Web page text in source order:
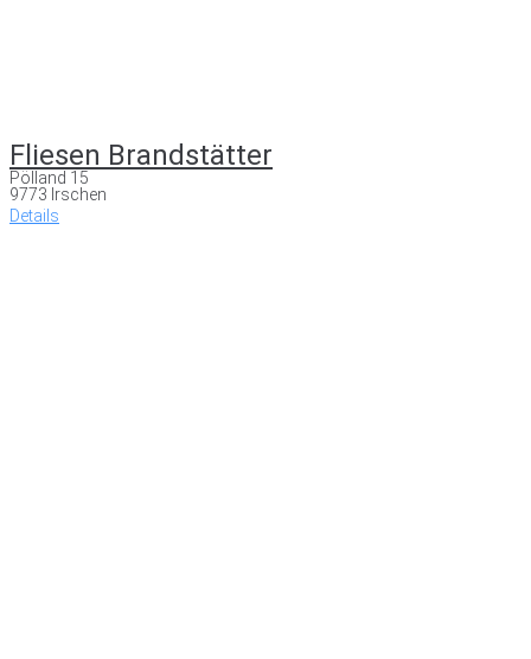
Fliesen Brandstätter
Pölland 15
9773 Irschen
Details